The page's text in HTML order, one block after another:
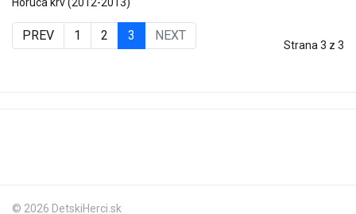
PREV 1 2 3 NEXT
Strana 3 z 3
© 2026 DetskiHerci.sk